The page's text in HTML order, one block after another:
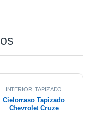
INTERIOR ,TAPIZADO
TECHO
Cielorraso Tapizado
Chevrolet Cruze